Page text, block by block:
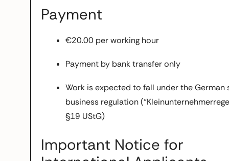
Payment
€20.00 per working hour
Payment by bank transfer only
Work is expected to fall under the German
business regulation
§19 UStG)
Important Notice for